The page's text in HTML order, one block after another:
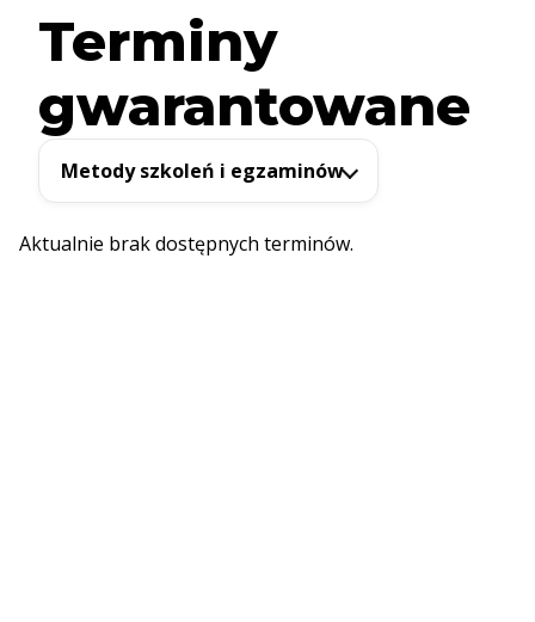
Terminy
gwarantowane
Metody szkoleń i egzaminów
Aktualnie brak dostępnych terminów.